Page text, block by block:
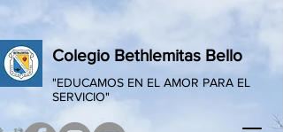
Colegio Bethlemitas Bello
"EDUCAMOS EN EL AMOR PARA EL
SERVICIO"